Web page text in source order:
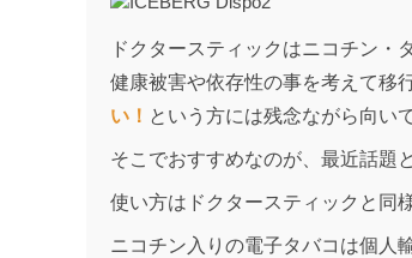
ドクタースティックはニコチン・
健康被害や依存性の事を考えて移
い！ という方には残念ながら向い
そこでおすすめなのが、最近話題
使い方はドクタースティックと同
ニコチン入りの電子タバコは個人